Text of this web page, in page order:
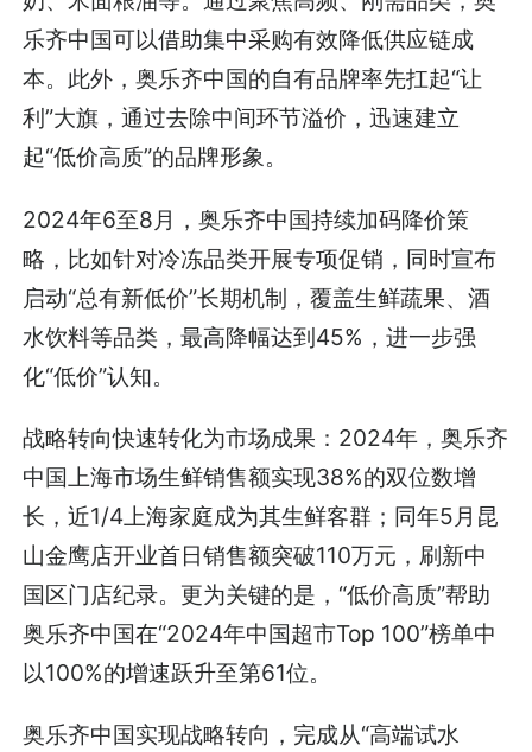
乐齐中国可以借助集中采购有效降低供应链成
本。此外，奥乐齐中国的自有品牌率先扛起“让
利”大旗，通过去除中间环节溢价，迅速建立
起“低价高质”的品牌形象。
2024年6至8月，奥乐齐中国持续加码降价策
略，比如针对冷冻品类开展专项促销，同时宣布
启动“总有新低价”长期机制，覆盖生鲜蔬果、酒
水饮料等品类，最高降幅达到45%，进一步强
化“低价”认知。
战略转向快速转化为市场成果：2024年，奥乐齐
中国上海市场生鲜销售额实现38%的双位数增
长，近1/4上海家庭成为其生鲜客群；同年5月昆
山金鹰店开业首日销售额突破110万元，刷新中
国区门店纪录。更为关键的是，“低价高质”帮助
奥乐齐中国在“2024年中国超市Top 100”榜单中
以100%的增速跃升至第61位。
奥乐齐中国实现战略转向，完成从“高端试水